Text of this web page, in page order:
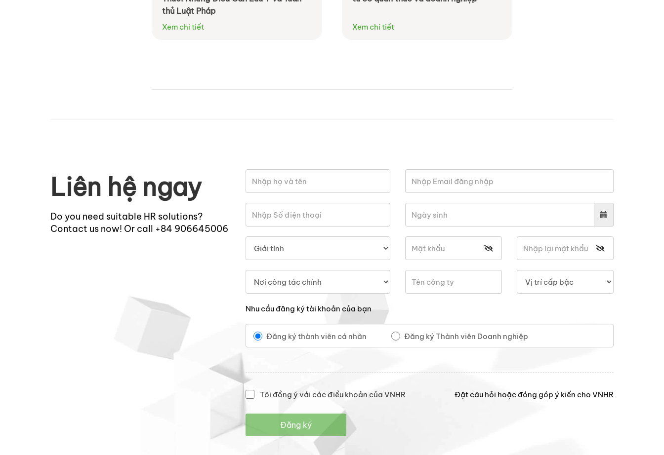
thủ Luật Pháp
Xem chi tiết Xem chi tiết
Liên hệ ngay
Do you need suitable HR solutions?
Contact us now! Or call +84 906645006
Nhu cầu đăng ký tài khoản của bạn
Đăng ký thành viên cá nhân Đăng ký Thành viên Doanh nghiệp
Tôi đồng ý với các điều khoản của VNHR Đặt câu hỏi hoặc đóng góp ý kiến cho VNHR
Đăng ký